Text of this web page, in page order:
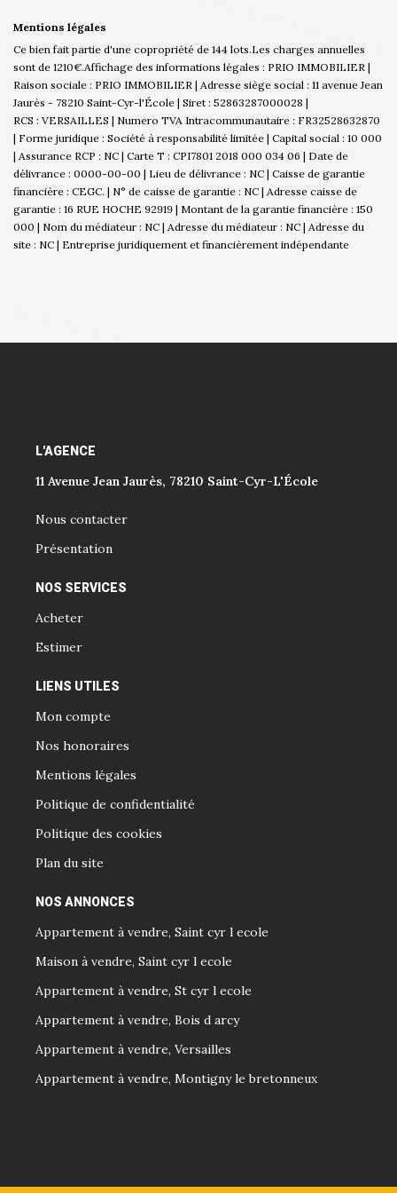
Mentions légales
Ce bien fait partie d'une copropriété de 144 lots.Les charges annuelles
sont de 1210€.Affichage des informations légales : PRIO IMMOBILIER |
Raison sociale : PRIO IMMOBILIER | Adresse siège social : 11 avenue Jean
Jaurès - 78210 Saint-Cyr-l'École | Siret : 52863287000028 |
RCS : VERSAILLES | Numero TVA Intracommunautaire : FR32528632870
| Forme juridique : Société à responsabilité limitée | Capital social : 10 000
| Assurance RCP : NC | Carte T : CPI7801 2018 000 034 06 | Date de
délivrance : 0000-00-00 | Lieu de délivrance : NC | Caisse de garantie
financière : CEGC. | N° de caisse de garantie : NC | Adresse caisse de
garantie : 16 RUE HOCHE 92919 | Montant de la garantie financière : 150
000 | Nom du médiateur : NC | Adresse du médiateur : NC | Adresse du
site : NC | Entreprise juridiquement et financièrement indépendante
L'AGENCE
11 Avenue Jean Jaurès, 78210 Saint-Cyr-L'École
Nous contacter
Présentation
NOS SERVICES
Acheter
Estimer
LIENS UTILES
Mon compte
Nos honoraires
Mentions légales
Politique de confidentialité
Politique des cookies
Plan du site
NOS ANNONCES
Appartement à vendre, Saint cyr l ecole
Maison à vendre, Saint cyr l ecole
Appartement à vendre, St cyr l ecole
Appartement à vendre, Bois d arcy
Appartement à vendre, Versailles
Appartement à vendre, Montigny le bretonneux